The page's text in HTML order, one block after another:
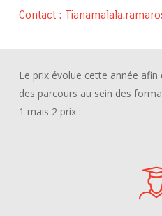
Contact :
Le prix évolue cette année
des parcours au sein des
1 mais 2 prix :